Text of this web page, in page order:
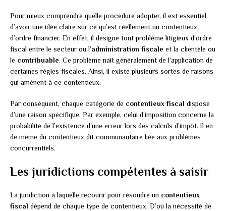
Pour mieux comprendre quelle procédure adopter, il est essentiel
d’avoir une idée claire sur ce qu’est réellement un contentieux
d’ordre financier. En effet, il désigne tout problème litigieux d’ordre
fiscal entre le secteur ou l’administration fiscale et la clientèle ou
le contribuable. Ce problème naît généralement de l’application de
certaines règles fiscales. Ainsi, il existe plusieurs sortes de raisons
qui amènent à ce contentieux.
Par conséquent, chaque catégorie de contentieux fiscal dispose
d’une raison spécifique. Par exemple, celui d’imposition concerne la
probabilité de l’existence d’une erreur lors des calculs d’impôt. Il en
de même du contentieux dit communautaire liée aux problèmes
concurrentiels.
Les juridictions compétentes à saisir
La juridiction à laquelle recourir pour résoudre un contentieux
fiscal dépend de chaque type de contentieux. D’où la nécessité de